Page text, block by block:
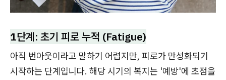
1단계: 초기 피로 누적 (Fatigue)
아직 번아웃이라고 말하기 어렵지만, 피로가 만성화되기
시작하는 단계입니다. 해당 시기의 복지는 '예방'에 초점을